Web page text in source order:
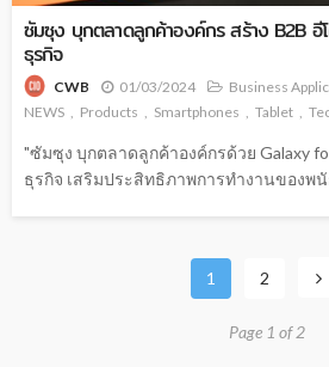
ซัมซุง บุกตลาดลูกค้าองค์กร สร้าง B2B อี
ธุรกิจ
CWB 01/03/2024 Business
NEWS
Products Smartphones Tablet
"ซัมซุง บุกตลาดลูกค้าองค์กรด้วย Galaxy
ธุรกิจ เสริมประสิทธิภาพการทำงานของพนั
1 2
Page 1 of 2